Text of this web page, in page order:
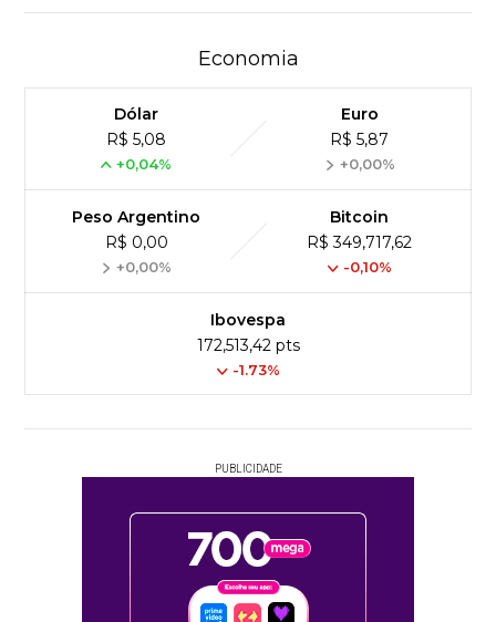
Economia
Dólar
R$ 5,08
+0,04%
Euro
R$ 5,87
+0,00%
Peso Argentino
R$ 0,00
+0,00%
Bitcoin
R$ 349,717,62
-0,10%
Ibovespa
172,513,42 pts
-1.73%
PUBLICIDADE